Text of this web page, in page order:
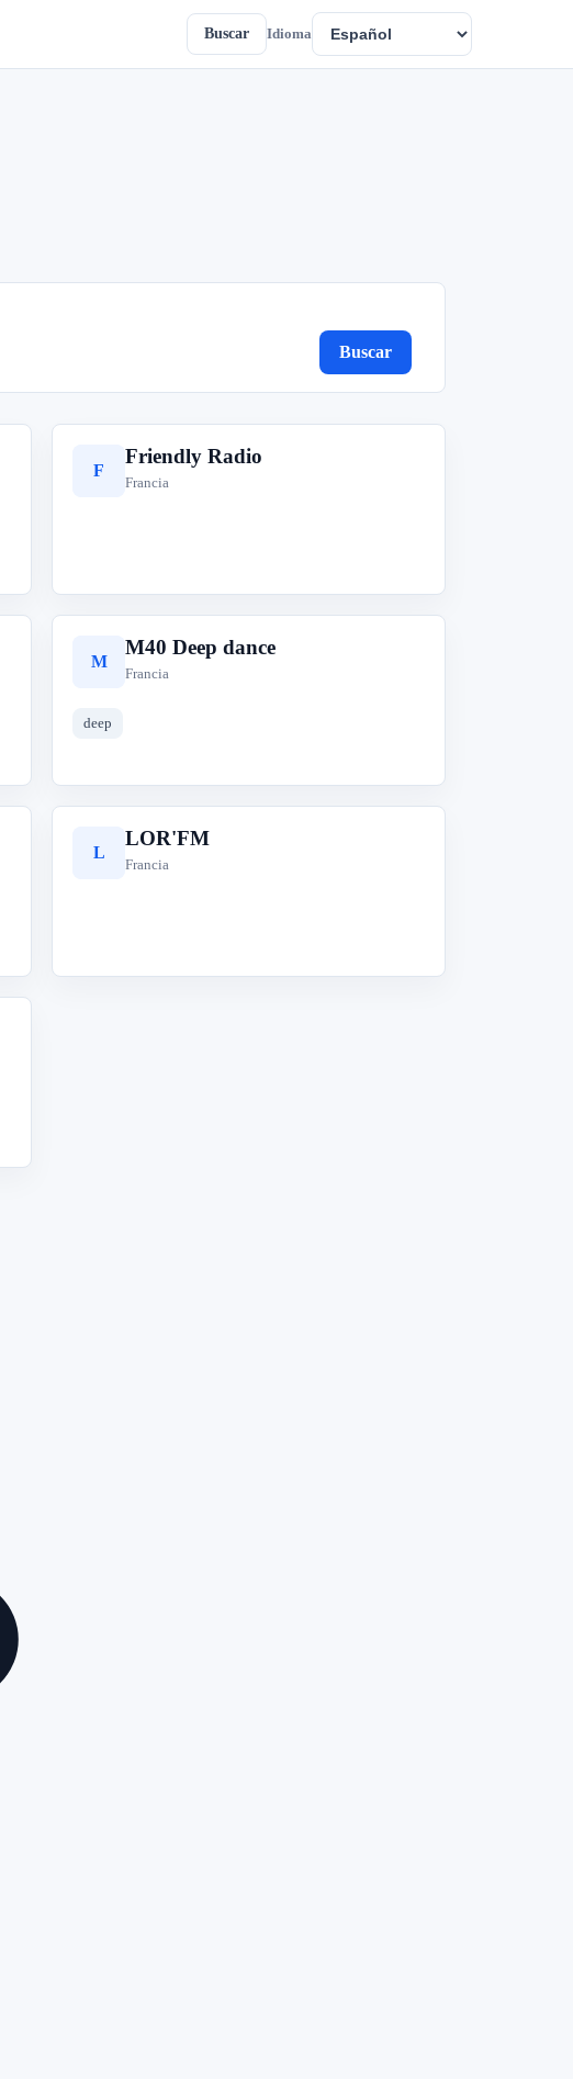
Buscar Idioma
Buscar
F
Friendly Radio
Francia
M
M40 Deep dance
Francia
deep
L
LOR'FM
Francia